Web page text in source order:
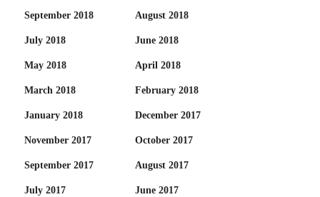
September 2018 August 2018
July 2018 June 2018
May 2018 April 2018
March 2018 February 2018
January 2018 December 2017
November 2017 October 2017
September 2017 August 2017
July 2017 June 2017